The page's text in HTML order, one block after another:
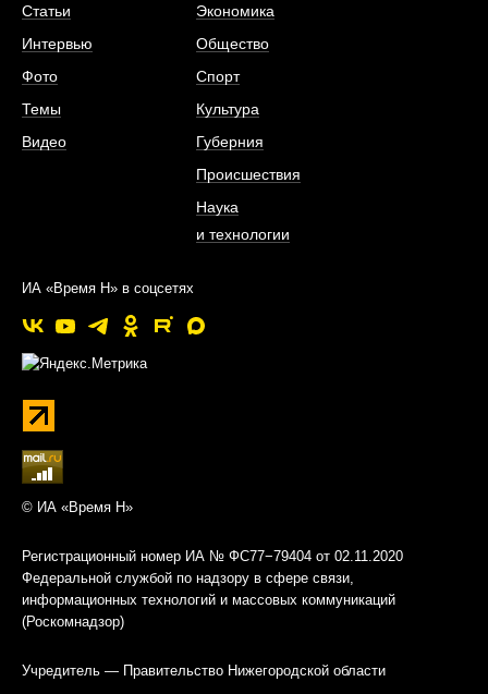
Статьи
Интервью
Фото
Темы
Видео
Экономика
Общество
Спорт
Культура
Губерния
Происшествия
Наука
и технологии
ИА «Время Н» в соцсетях
© ИА «Время Н»
Регистрационный номер ИА № ФС77−79404 от 02.11.2020
Федеральной службой по надзору в сфере связи,
информационных технологий и массовых коммуникаций
(Роскомнадзор)
Учредитель — Правительство Нижегородской области